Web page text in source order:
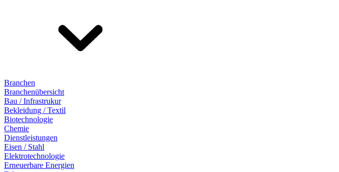
Branchen
Branchenübersicht
Bau / Infrastrukur
Bekleidung / Textil
Biotechnologie
Chemie
Dienstleistungen
Eisen / Stahl
Elektrotechnologie
Erneuerbare Energien